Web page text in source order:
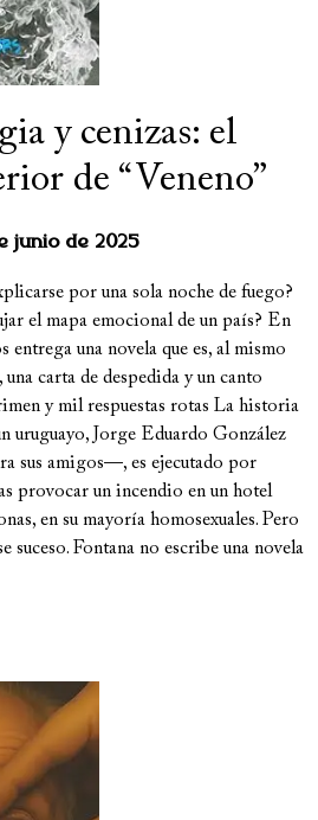
y cenizas: el
de “Veneno”
junio de 2025
por una sola noche de fuego?
el mapa emocional de un país? En
entrega una novela que es, al mismo
carta de despedida y un canto
y mil respuestas rotas La historia
uruguayo, Jorge Eduardo González
sus amigos—, es ejecutado por
provocar un incendio en un hotel
en su mayoría homosexuales. Pero
suceso. Fontana no escribe una novela